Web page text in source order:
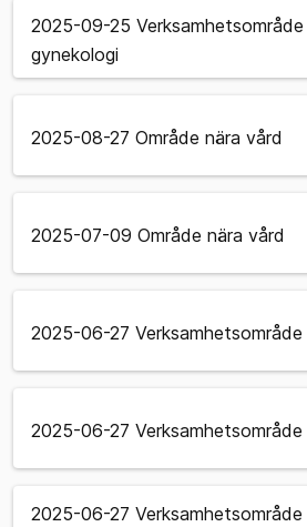
2025-09-25
gynekologi
2025-08-27 Område nära vård
2025-07-09 Område nära vård
2025-06-27 Verksamhetsområde
2025-06-27 Verksamhetsområde
2025-06-27